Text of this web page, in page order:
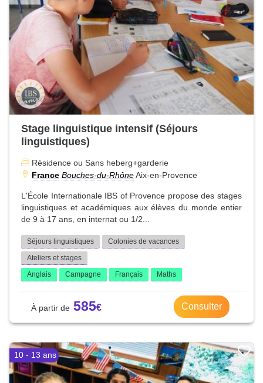
Stage linguistique intensif (Séjours
linguistiques)
Résidence ou Sans heberg+garderie
France Bouches-du-RhôneAix-en-Provence
L'École Internationale IBS of Provence propose des stages
linguistiques et académiques aux élèves du monde entier
de 9 à 17 ans, en internat ou 1/2...
Séjours linguistiques
Colonies de vacances
Ateliers et stages
Anglais
Campagne Français Maths
585 Consulter
10 - 13 ans